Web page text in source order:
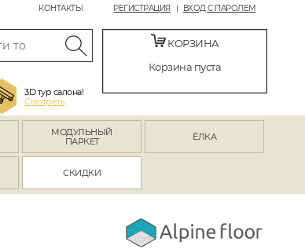
РЕГИСТРАЦИЯ ВХОД С ПАРОЛЕМ
КОНТАКТЫ
3D тур салона!
Смотреть
КОРЗИНА
Корзина пуста
МОДУЛЬНЫЙ
ПАРКЕТ
ЁЛКА
СКИДКИ